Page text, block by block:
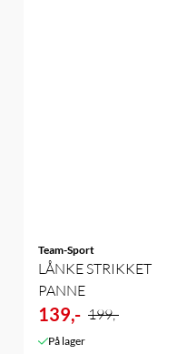
Team-Sport
LÅNKE STRIKKET
PANNE
139,- 199,-
På lager